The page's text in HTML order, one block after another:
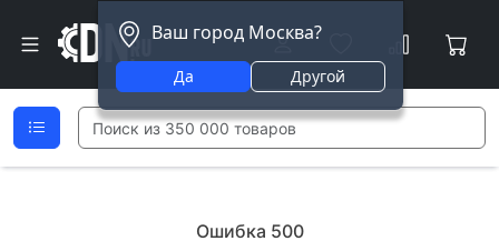
Ваш город Москва?
Да Другой
Ошибка 500